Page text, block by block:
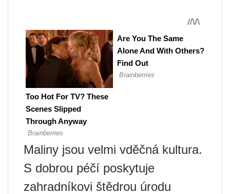
Maliny jsou velmi vděčná kultura.
S dobrou péčí poskytuje
zahradníkovi štědrou úrodu